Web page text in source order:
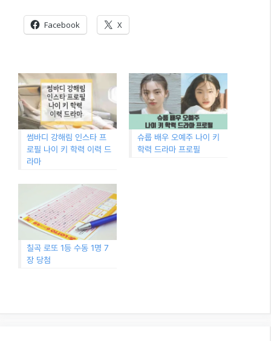
Facebook X
썸바디 강해림 인스타 프
로필 나이 키 학력 이력 드
라마
슈룹 배우 오예주 나이 키
학력 드라마 프로필
칠곡 로또 1등 수동 1명 7
장 당첨